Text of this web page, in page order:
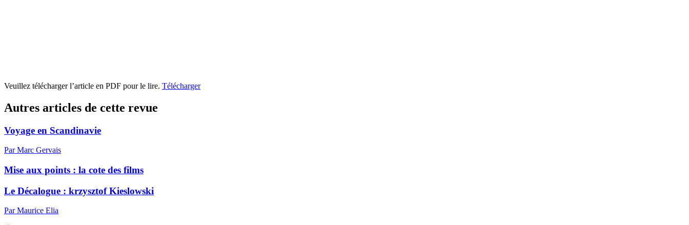
Veuillez télécharger l’article en PDF pour le lire. Télécharger
Autres articles de cette revue
Voyage en Scandinavie
Par Marc Gervais
Mise aux points : la cote des films
Le Décalogue : krzysztof Kieslowski
Par Maurice Elia